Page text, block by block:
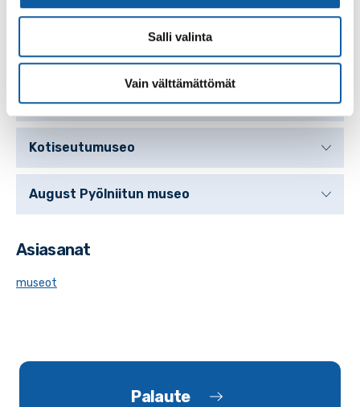
Salli valinta
Vain välttämättömät
Paimion museoiden keruuvastuualueet
Käsityömuseo
Sähkömuseo
Kotiseutumuseo
August Pyölniitun museo
Asiasanat
museot
Palaute